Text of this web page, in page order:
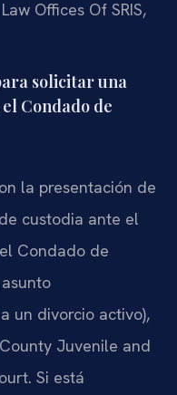
Offices Of SRIS,
solicitar una
Condado de
la presentación de
custodia ante el
Condado de
un divorcio activo),
Juvenile and
Si está